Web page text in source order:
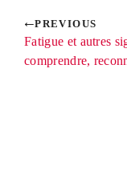
PREVIOUS
Fatigue et autres
comprendre,